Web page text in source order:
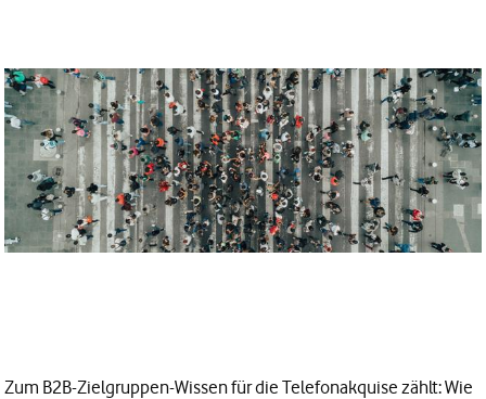
Zum B2B-Zielgruppen-Wissen für die Telefonakquise zählt: Wie